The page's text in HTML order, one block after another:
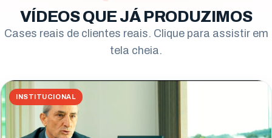
Araucária
Pinhais
Almirante Tamandaré
Paranaguá
VÍDEOS QUE JÁ PRODUZIMOS
Cases reais de clientes reais. Clique para assistir em
tela cheia.
INSTITUCIONAL